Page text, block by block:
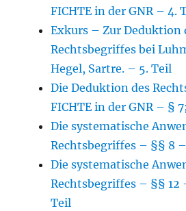
FICHTE in der GNR – 4.
Exkurs – Zur Deduktion
Rechtsbegriffes bei
Hegel, Sartre. – 5. Teil
Die Deduktion des
FICHTE in der GNR – §
Die systematische
Rechtsbegriffes – §§ 8 –
Die systematische
Rechtsbegriffes – §§ 12
Teil